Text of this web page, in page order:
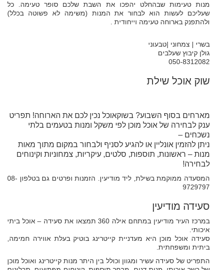
מנות טעימות שבהחלט יהפכו את השבת שלכם סופר טעימה. כל
שעליכם לעשות הוא לבחור את המנות (משימה לא פשוטה בכלל)
ולהתפנק בארוחה טעימה וייחודית .
בשרי | צמחוני |טבעוני
גולן קיבוץ שעלבים
050-8312082
שוק אוכל שילת
מארחים בסוף השבוע? בשוקאוכל נכין לכם את הארוחה! תפריט
ענק לבחירה של אוכל מוכן לפי משקל ומנות בטעמים בלתי
נשכחים –
ניתן להזמין אונליין או להגיע לסניף ולבחור במקום מתוך מאות
מנות – ראשונות, תוספות, סלטים, עיקריות, צמחוניות וקינוחים
לבחירה!
המסעדה ממוקמת בשילת, ליד מודיעין. הזמנות ופרטים גם בטלפון 08-
9729797
סעידה מודיעין
במרכז העיר מודיעין במתחם אילה 360 תמצאו את סעידה – אוכל ביתי
איכותי.
סעידה אוכל מוכן היא מעדניית קייטרינג בוטיק בעלת אווירה חמימה,
ביתית ומשפחתית.
התפריט של סעידה עשיר ומגוון וכולל בין היתר מנות קייטרינג ואוכל מוכן